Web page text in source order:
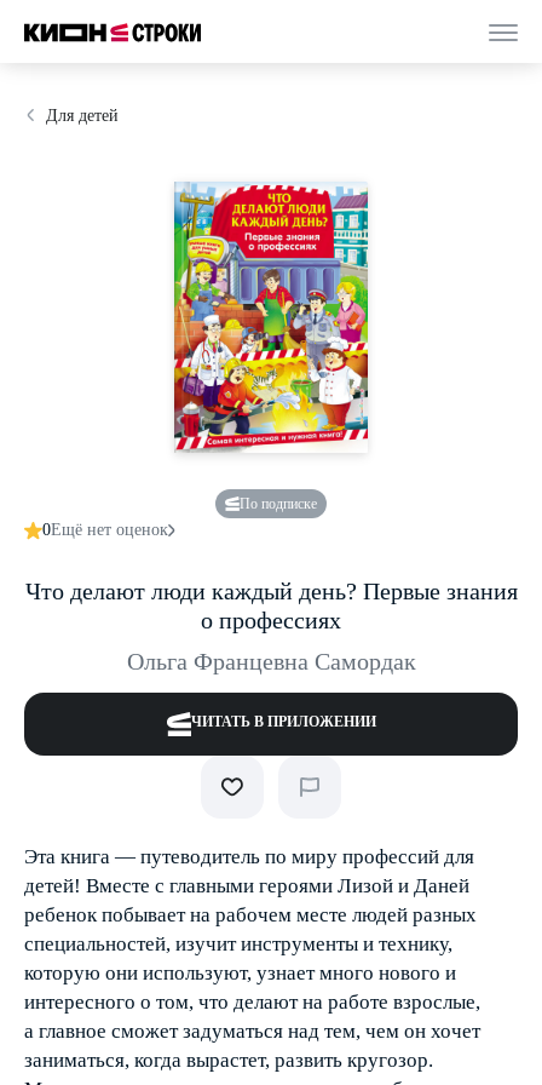
Для детей
По подписке
0Ещё нет оценок
Что делают люди каждый день? Первые знания
о профессиях
Ольга Францевна Самордак
ЧИТАТЬ В ПРИЛОЖЕНИИ
Эта книга — путеводитель по миру профессий для
детей! Вместе с главными героями Лизой и Даней
ребенок побывает на рабочем месте людей разных
специальностей, изучит инструменты и технику,
которую они используют, узнает много нового и
интересного о том, что делают на работе взрослые,
а главное сможет задуматься над тем, чем он хочет
заниматься, когда вырастет, развить кругозор.